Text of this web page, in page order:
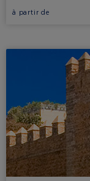
à partir de